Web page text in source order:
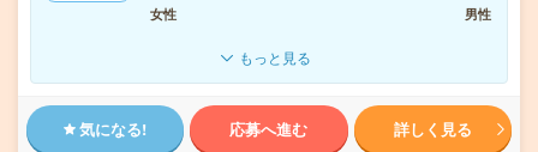
女性
男性
もっと見る
気になる! 応募へ進む 詳しく見る